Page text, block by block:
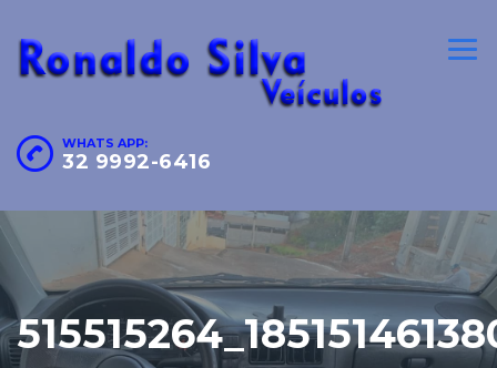
WHATS APP:
32 9992-6416